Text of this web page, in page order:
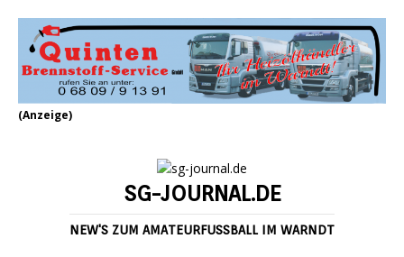
(Anzeige)
SG-JOURNAL.DE
NEW'S ZUM AMATEURFUSSBALL IM WARNDT